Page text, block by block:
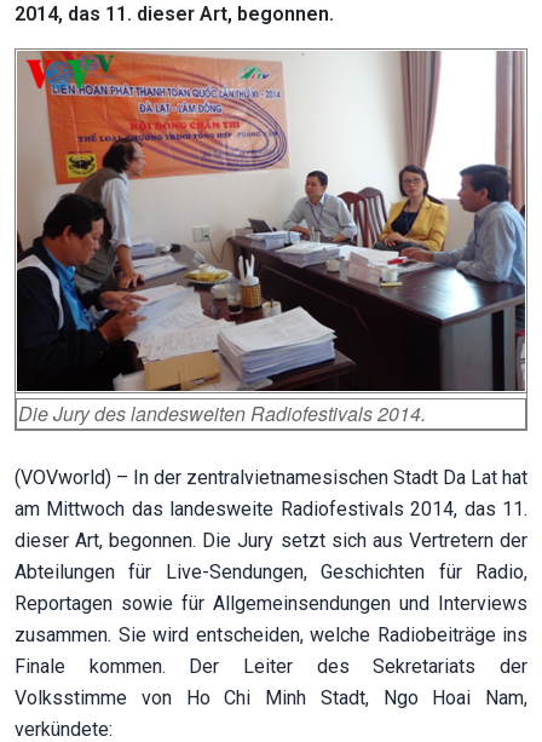
2014, das 11. dieser Art, begonnen.
Die Jury des landesweiten Radiofestivals 2014.
(VOVworld) – In der zentralvietnamesischen Stadt Da Lat hat
am Mittwoch das landesweite Radiofestivals 2014, das 11.
dieser Art, begonnen. Die Jury setzt sich aus Vertretern der
Abteilungen für Live-Sendungen, Geschichten für Radio,
Reportagen sowie für Allgemeinsendungen und Interviews
zusammen. Sie wird entscheiden, welche Radiobeiträge ins
Finale kommen. Der Leiter des Sekretariats der
Volksstimme von Ho Chi Minh Stadt, Ngo Hoai Nam,
verkündete: